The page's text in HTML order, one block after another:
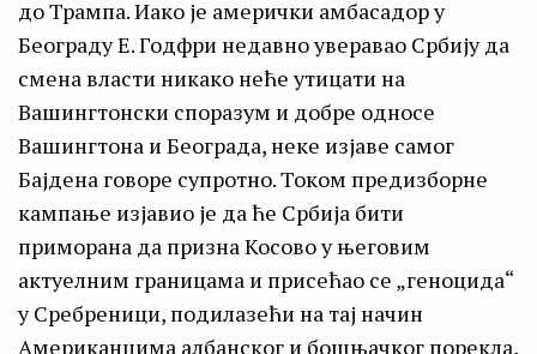
до Трампа. Иако је амерички амбасадор у
Београду Е. Годфри недавно уверавао Србију да
смена власти никако неће утицати на
Вашингтонски споразум и добре односе
Вашингтона и Београда, неке изјаве самог
Бајдена говоре супротно. Током предизборне
кампање изјавио је да ће Србија бити
приморана да призна Косово у његовим
актуелним границама и присећао се „геноцида“
у Сребреници, подилазећи на тај начин
Американцима албанског и бошњачког порекла,